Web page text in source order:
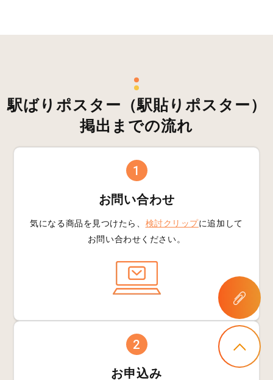
駅ばりポスター（駅貼りポスター）
掲出までの流れ
1
お問い合わせ
気になる商品を見つけたら、 検討クリップに追加して
お問い合わせください。
2
お申込み